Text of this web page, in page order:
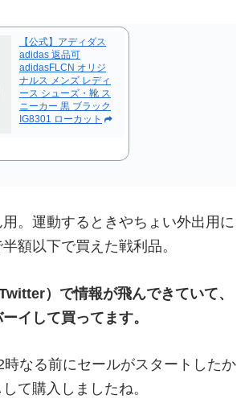
【公式】アディダス
adidas 返品可
adidasFLCN オリジ
ナルス メンズ レディ
ース シューズ・靴 ス
ニーカー 黒 ブラック
IG8301 ローカット
。運動するときやちょい外出用に
額以下で買えた戦利品。
）で情報が飛んできていて、
イして買ってます。
時なる前にセールがスタートしたか
て購入しましたね。